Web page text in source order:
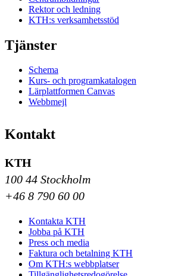
Rektor och ledning
KTH:s verksamhetsstöd
Tjänster
Schema
Kurs- och programkatalogen
Lärplattformen Canvas
Webbmejl
Kontakt
KTH
100 44 Stockholm
+46 8 790 60 00
Kontakta KTH
Jobba på KTH
Press och media
Faktura och betalning KTH
Om KTH:s webbplatser